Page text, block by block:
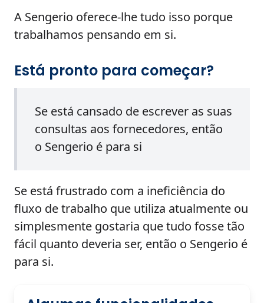
A Sengerio oferece-lhe tudo isso porque
trabalhamos pensando em si.
Está pronto para começar?
Se está cansado de escrever as suas
consultas aos fornecedores, então
o Sengerio é para si
Se está frustrado com a ineficiência do
fluxo de trabalho que utiliza atualmente ou
simplesmente gostaria que tudo fosse tão
fácil quanto deveria ser, então o Sengerio é
para si.